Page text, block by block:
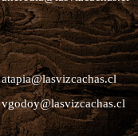
atapia@lasvizcachas.cl
vgodoy@lasvizcachas.cl